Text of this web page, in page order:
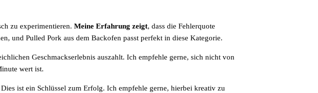
zu experimentieren. Meine Erfahrung zeigt, dass die Fehlerquote
und Pulled Pork aus dem Backofen passt perfekt in diese Kategorie.
Geschmackserlebnis auszahlt. Ich empfehle gerne, sich nicht von
wert ist.
ist ein Schlüssel zum Erfolg. Ich empfehle gerne, hierbei kreativ zu